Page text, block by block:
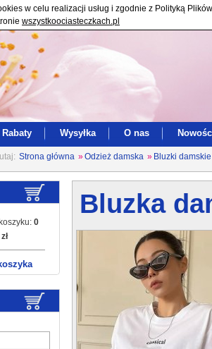
w celu realizacji usług i zgodnie z Polityką
wszystkoociasteczkach.pl
Rabaty Wysyłka O nas
Strona główna »Odzież damska » Bluzki damskie
0
Bluzka